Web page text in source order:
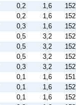
0,2 1,6
152
0,2 1,6
152
0,3 1,6
152
0,5 3,2
152
0,5 3,2
152
0,5 3,2
152
0,3 3,2
152
0,1 1,6
151
0,1 1,6
152
0,1 1,6
152